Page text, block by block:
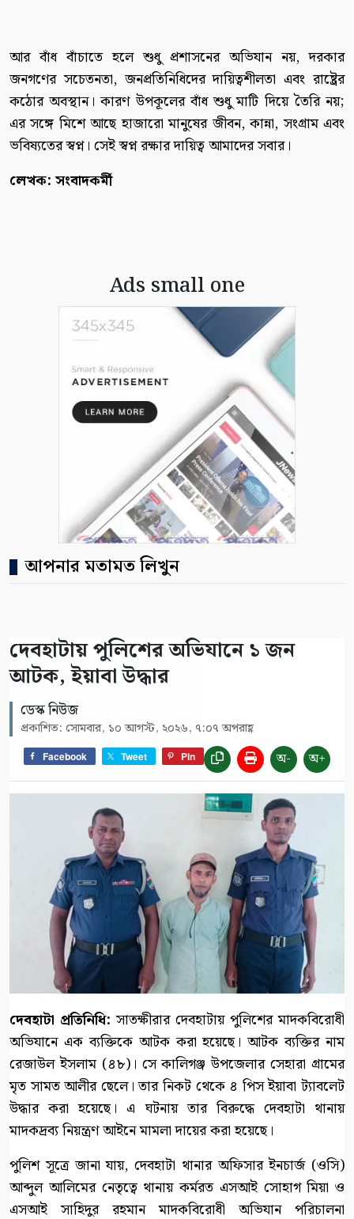
আর বাঁধ বাঁচাতে হলে শুধু প্রশাসনের অভিযান নয়, দরকার
জনগণের সচেতনতা, জনপ্রতিনিধিদের দায়িত্বশীলতা এবং রাষ্ট্রের
কঠোর অবস্থান। কারণ উপকূলের বাঁধ শুধু মাটি দিয়ে তৈরি নয়;
এর সঙ্গে মিশে আছে হাজারো মানুষের জীবন, কান্না, সংগ্রাম এবং
ভবিষ্যতের স্বপ্ন। সেই স্বপ্ন রক্ষার দায়িত্ব আমাদের সবার।
লেখক: সংবাদকর্মী
Ads small one
আপনার মতামত লিখুন
দেবহাটায় পুলিশের অভিযানে ১ জন
আটক, ইয়াবা উদ্ধার
ডেস্ক নিউজ
প্রকাশিত: সোমবার, ১০ আগস্ট, ২০২৬, ৭:০৭ অপরাহ্ণ
Facebook Tweet Pin অ- অ+
দেবহাটা প্রতিনিধি: সাতক্ষীরার দেবহাটায় পুলিশের মাদকবিরোধী
অভিযানে এক ব্যক্তিকে আটক করা হয়েছে। আটক ব্যক্তির নাম
রেজাউল ইসলাম (৪৮)। সে কালিগঞ্জ উপজেলার সেহারা গ্রামের
মৃত সামত আলীর ছেলে। তার নিকট থেকে ৪ পিস ইয়াবা ট্যাবলেট
উদ্ধার করা হয়েছে। এ ঘটনায় তার বিরুদ্ধে দেবহাটা থানায়
মাদকদ্রব্য নিয়ন্ত্রণ আইনে মামলা দায়ের করা হয়েছে।
পুলিশ সূত্রে জানা যায়, দেবহাটা থানার অফিসার ইনচার্জ (ওসি)
আব্দুল আলিমের নেতৃত্বে থানায় কর্মরত এসআই সোহাগ মিয়া ও
এসআই সাহিদুর রহমান মাদকবিরোধী অভিযান পরিচালনা